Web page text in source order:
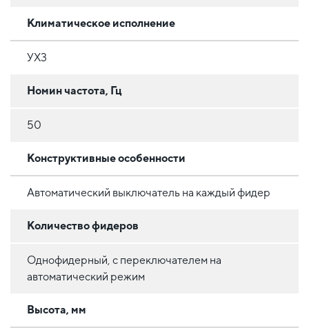
Климатическое исполнение
УХ3
Номин частота, Гц
50
Конструктивные особенности
Автоматический выключатель на каждый фидер
Количество фидеров
Однофидерный, с переключателем на
автоматический режим
Высота, мм